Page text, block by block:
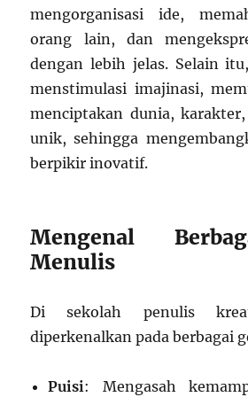
mengorganisasi ide,
orang lain, dan
dengan lebih jelas. Selain
menstimulasi imajinasi,
menciptakan dunia,
unik, sehingga
berpikir inovatif.
Mengenal
Menulis
Di sekolah penulis
diperkenalkan pada berbagai
Puisi: Mengasah